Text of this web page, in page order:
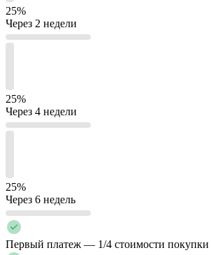
25%
Через 2 недели
25%
Через 4 недели
25%
Через 6 недель
Первый платеж — 1/4 стоимости покупки